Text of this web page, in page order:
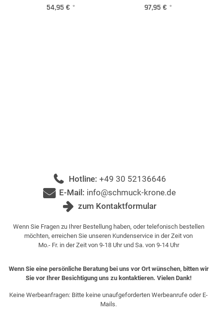
54,95 € * 97,95 € *
Hotline: +49 30 52136646
E-Mail: info@schmuck-krone.de
zum Kontaktformular
Wenn Sie Fragen zu Ihrer Bestellung haben, oder telefonisch bestellen
möchten, erreichen Sie unseren Kundenservice in der Zeit von
Mo.- Fr. in der Zeit von 9-18 Uhr und Sa. von 9-14 Uhr
Wenn Sie eine persönliche Beratung bei uns vor Ort wünschen, bitten wir
Sie vor Ihrer Besichtigung uns zu kontaktieren. Vielen Dank!
Keine Werbeanfragen: Bitte keine unaufgeforderten Werbeanrufe oder E-
Mails.